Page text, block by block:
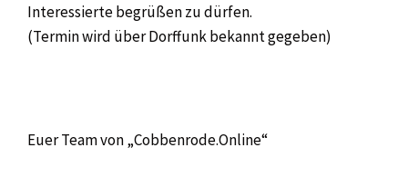
Interessierte begrüßen zu dürfen.
(Termin wird über Dorffunk bekannt gegeben)
Euer Team von „Cobbenrode.Online“